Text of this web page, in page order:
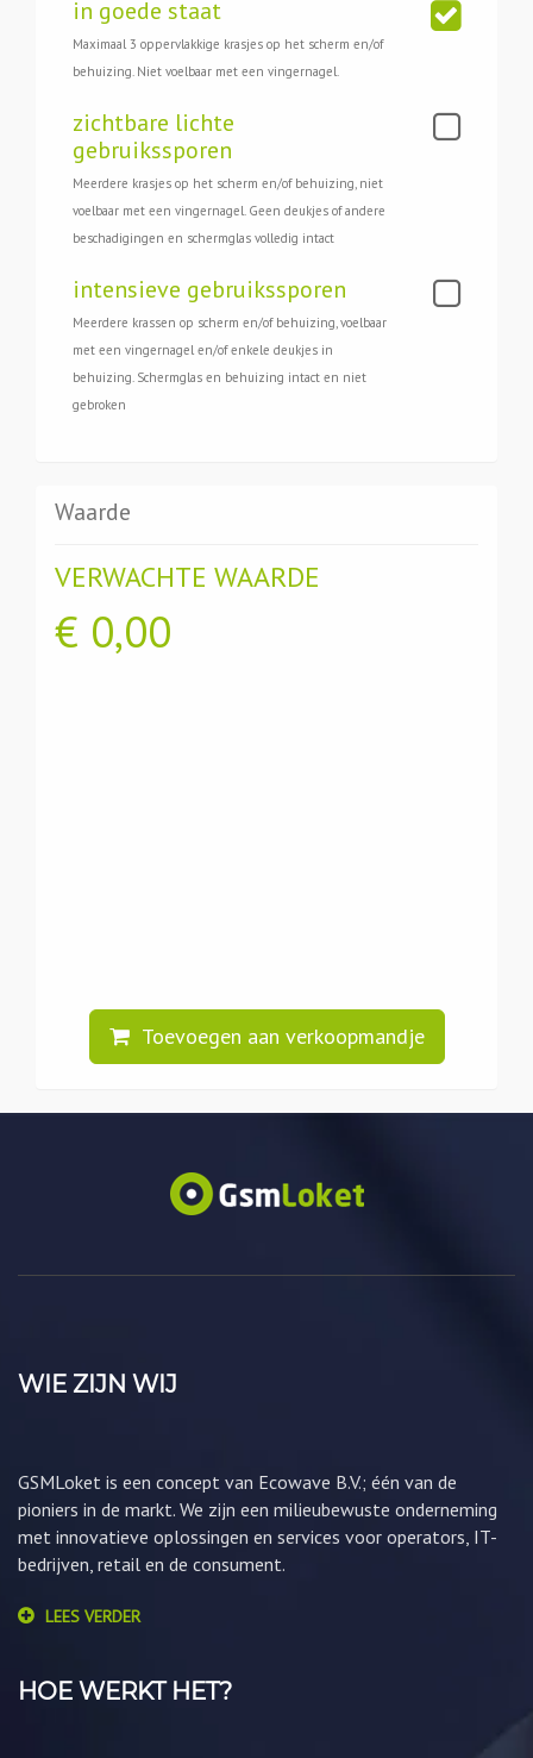
in goede staat
Maximaal 3 oppervlakkige krasjes op het scherm en/of
behuizing. Niet voelbaar met een vingernagel.
zichtbare lichte
gebruikssporen
Meerdere krasjes op het scherm en/of behuizing, niet
voelbaar met een vingernagel. Geen deukjes of andere
beschadigingen en schermglas volledig intact
intensieve gebruikssporen
Meerdere krassen op scherm en/of behuizing, voelbaar
met een vingernagel en/of enkele deukjes in
behuizing. Schermglas en behuizing intact en niet
gebroken
Waarde
VERWACHTE WAARDE
€ 0,00
Toevoegen aan verkoopmandje
WIE ZIJN WIJ
GSMLoket is een concept van Ecowave B.V.; één van de
pioniers in de markt. We zijn een milieubewuste onderneming
met innovatieve oplossingen en services voor operators, IT-
bedrijven, retail en de consument.
LEES VERDER
HOE WERKT HET?